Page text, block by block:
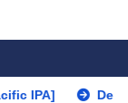
De Molen –